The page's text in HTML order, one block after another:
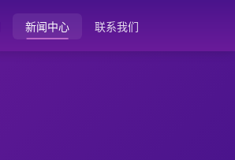
新闻中心 联系我们